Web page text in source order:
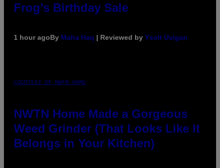
Frog’s Birthday Sale
1 hour agoBy Maha Haq | Reviewed by Ysolt Usigan
COURTESY OF NWTN HOME
NWTN Home Made a Gorgeous
Weed Grinder (That Looks Like It
Belongs in Your Kitchen)